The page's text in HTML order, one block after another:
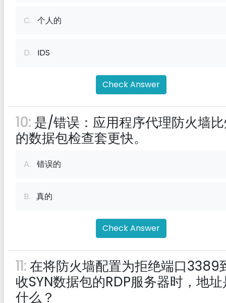
C. 个人的
D. IDS
Check Answer
10: 是/错误：应用程序代理防火墙
的数据包检查套更快。
A. 错误的
B. 真的
Check Answer
11:在将防火墙配置为拒绝端口3389
收SYN数据包的RDP服务器时，地
什么？